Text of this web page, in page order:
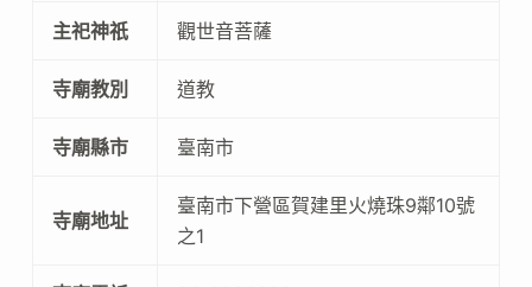
主祀神祇 觀世音菩薩
寺廟教別 道教
寺廟縣市 臺南市
寺廟地址
臺南市下營區賀建里火燒珠9鄰10號
之1